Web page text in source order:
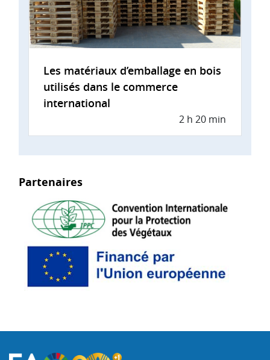
Les matériaux d’emballage en bois
utilisés dans le commerce
international
2 h 20 min
Partenaires